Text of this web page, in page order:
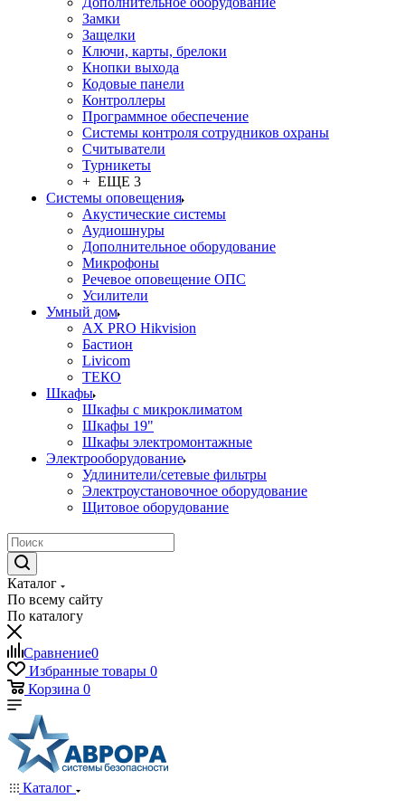
Замки
Защелки
Ключи, карты, брелоки
Кнопки выхода
Кодовые панели
Контроллеры
Программное обеспечение
Системы контроля сотрудников охраны
Считыватели
Турникеты
+ ЕЩЕ 3
Системы оповещения
Акустические системы
Аудиошнуры
Дополнительное оборудование
Микрофоны
Речевое оповещение ОПС
Усилители
Умный дом
AX PRO Hikvision
Бастион
Livicom
ТЕКО
Шкафы
Шкафы с микроклиматом
Шкафы 19"
Шкафы электромонтажные
Электрооборудование
Удлинители/сетевые фильтры
Электроустановочное оборудование
Щитовое оборудование
Каталог
По всему сайту
По каталогу
Сравнение0
Избранные товары 0
Корзина 0
Каталог